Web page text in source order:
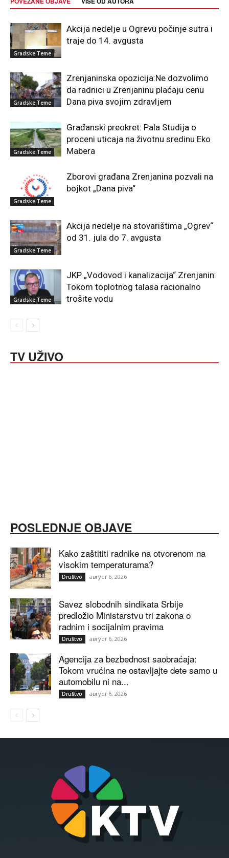
Gradske Teme
Akcija nedelje u Ogrevu počinje sutra i
traje do 14. avgusta
Gradske Teme
Zrenjaninska opozicija:Ne dozvolimo
da radnici u Zrenjaninu plaćaju cenu
Dana piva svojim zdravljem
Gradske Teme
Građanski preokret: Pala Studija o
proceni uticaja na životnu sredinu Eko
Mabera
Gradske Teme
Zborovi građana Zrenjanina pozvali na
bojkot „Dana piva“
Gradske Teme
Akcija nedelje na stovarištima „Ogrev“
od 31. jula do 7. avgusta
Gradske Teme
JKP „Vodovod i kanalizacija“ Zrenjanin:
Tokom toplotnog talasa racionalno
trošite vodu
TV UŽIVO
POSLEDNJE OBJAVE
Kako zaštititi radnike na otvorenom na
visokim temperaturama?
Društvo август 6, 2026
Savez slobodnih sindikata Srbije
predložio Ministarstvu tri zakona o
radnim i socijalnim pravima
Društvo август 6, 2026
Agencija za bezbednost saobraćaja:
Tokom vrućina ne ostavljajte dete samo u
automobilu ni na...
Društvo август 6, 2026